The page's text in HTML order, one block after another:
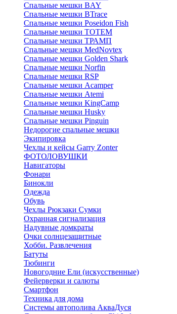
Спальные мешки BAY
Спальные мешки BTrace
Спальные мешки Poseidon Fish
Спальные мешки ТОТЕМ
Спальные мешки ТРАМП
Cпальные мешки MedNovtex
Спальные мешки Golden Shark
Спальные мешки Norfin
Спальные мешки RSP
Спальные мешки Acamper
Спальные мешки Atemi
Спальные мешки KingCamp
Спальные мешки Husky
Спальные мешки Pinguin
Недорогие спальные мешки
Экипировка
Чехлы и кейсы Garry Zonter
ФОТОЛОВУШКИ
Навигаторы
Фонари
Бинокли
Одежда
Обувь
Чехлы Рюкзаки Сумки
Охранная сигнализация
Надувные домкраты
Очки солнцезащитные
Хобби. Развлечения
Батуты
Тюбинги
Новогодние Ели (искусственные)
Фейерверки и салюты
Смартфон
Техника для дома
Системы автополива АкваДуся